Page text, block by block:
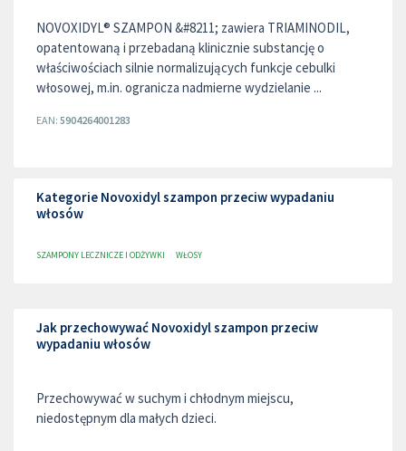
NOVOXIDYL® SZAMPON &#8211; zawiera TRIAMINODIL,
opatentowaną i przebadaną klinicznie substancję o
właściwościach silnie normalizujących funkcje cebulki
włosowej, m.in. ogranicza nadmierne wydzielanie ...
EAN: 5904264001283
Kategorie Novoxidyl szampon przeciw wypadaniu
włosów
SZAMPONY LECZNICZE I ODŻYWKI WŁOSY
Jak przechowywać Novoxidyl szampon przeciw
wypadaniu włosów
Przechowywać w suchym i chłodnym miejscu,
niedostępnym dla małych dzieci.